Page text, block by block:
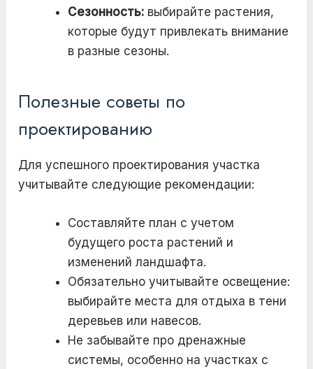
Сезонность: выбирайте растения,
которые будут привлекать внимание
в разные сезоны.
Полезные советы по
проектированию
Для успешного проектирования участка
учитывайте следующие рекомендации:
Составляйте план с учетом
будущего роста растений и
изменений ландшафта.
Обязательно учитывайте освещение:
выбирайте места для отдыха в тени
деревьев или навесов.
Не забывайте про дренажные
системы, особенно на участках с